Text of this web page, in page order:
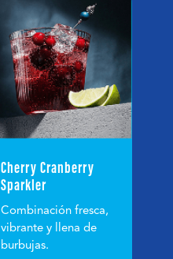
Cherry Cranberry
Sparkler
Combinación fresca,
vibrante y llena de
burbujas.